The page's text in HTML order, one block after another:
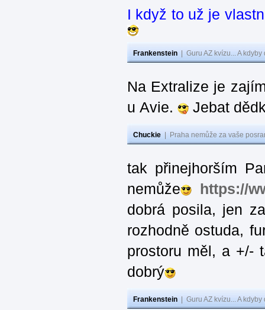
I když to už je
Frankenstein Guru AZ kvízu... A
Na Extralize je
u Avie.
Jebat
Chuckie Praha nemůže za vaše
tak přinejhorším
nemůže
https://
dobrá posila, jen
rozhodně ostuda,
prostoru měl, a +/-
dobrý
Frankenstein Guru AZ kvízu... A